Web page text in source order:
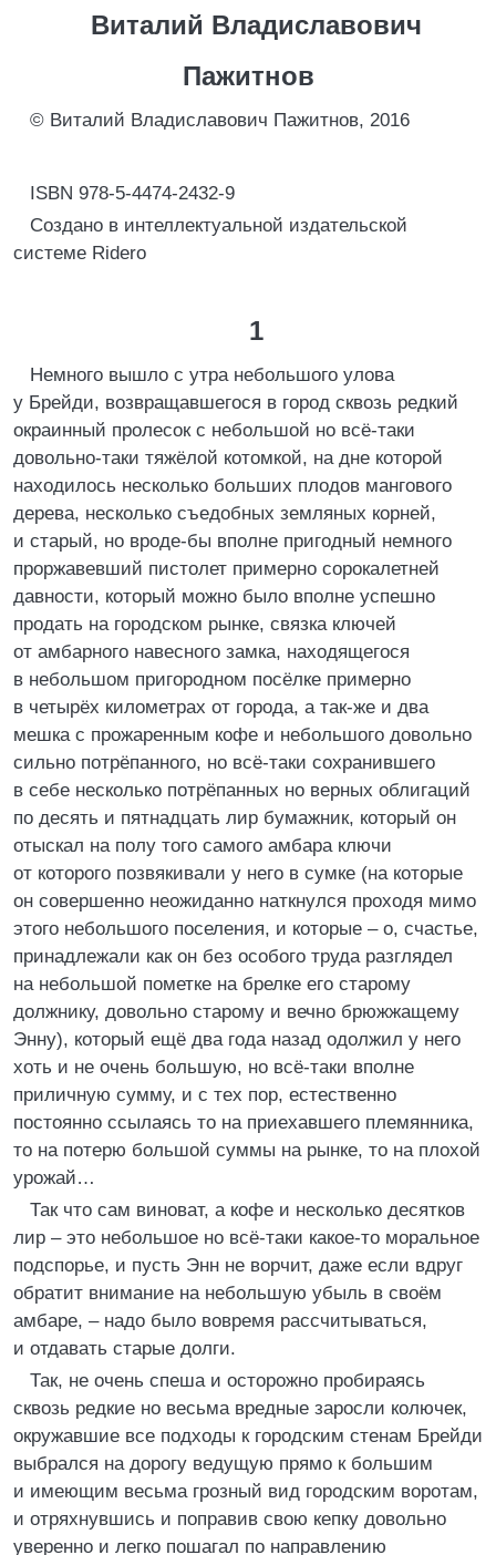
Виталий Владиславович
Пажитнов
© Виталий Владиславович Пажитнов, 2016
ISBN 978-5-4474-2432-9
Создано в интеллектуальной издательской
системе Ridero
1
Немного вышло с утра небольшого улова
у Брейди, возвращавшегося в город сквозь редкий
окраинный пролесок с небольшой но всё-таки
довольно-таки тяжёлой котомкой, на дне которой
находилось несколько больших плодов мангового
дерева, несколько съедобных земляных корней,
и старый, но вроде-бы вполне пригодный немного
проржавевший пистолет примерно сорокалетней
давности, который можно было вполне успешно
продать на городском рынке, связка ключей
от амбарного навесного замка, находящегося
в небольшом пригородном посёлке примерно
в четырёх километрах от города, а так-же и два
мешка с прожаренным кофе и небольшого довольно
сильно потрёпанного, но всё-таки сохранившего
в себе несколько потрёпанных но верных облигаций
по десять и пятнадцать лир бумажник, который он
отыскал на полу того самого амбара ключи
от которого позвякивали у него в сумке (на которые
он совершенно неожиданно наткнулся проходя мимо
этого небольшого поселения, и которые – о, счастье,
принадлежали как он без особого труда разглядел
на небольшой пометке на брелке его старому
должнику, довольно старому и вечно брюжжащему
Энну), который ещё два года назад одолжил у него
хоть и не очень большую, но всё-таки вполне
приличную сумму, и с тех пор, естественно
постоянно ссылаясь то на приехавшего племянника,
то на потерю большой суммы на рынке, то на плохой
урожай…
Так что сам виноват, а кофе и несколько десятков
лир – это небольшое но всё-таки какое-то моральное
подспорье, и пусть Энн не ворчит, даже если вдруг
обратит внимание на небольшую убыль в своём
амбаре, – надо было вовремя рассчитываться,
и отдавать старые долги.
Так, не очень спеша и осторожно пробираясь
сквозь редкие но весьма вредные заросли колючек,
окружавшие все подходы к городским стенам Брейди
выбрался на дорогу ведущую прямо к большим
и имеющим весьма грозный вид городским воротам,
и отряхнувшись и поправив свою кепку довольно
уверенно и легко пошагал по направлению